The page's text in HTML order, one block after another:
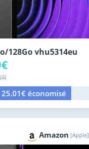
128Go vhu5314eu
25.01€ économisé
Amazon [Apple]